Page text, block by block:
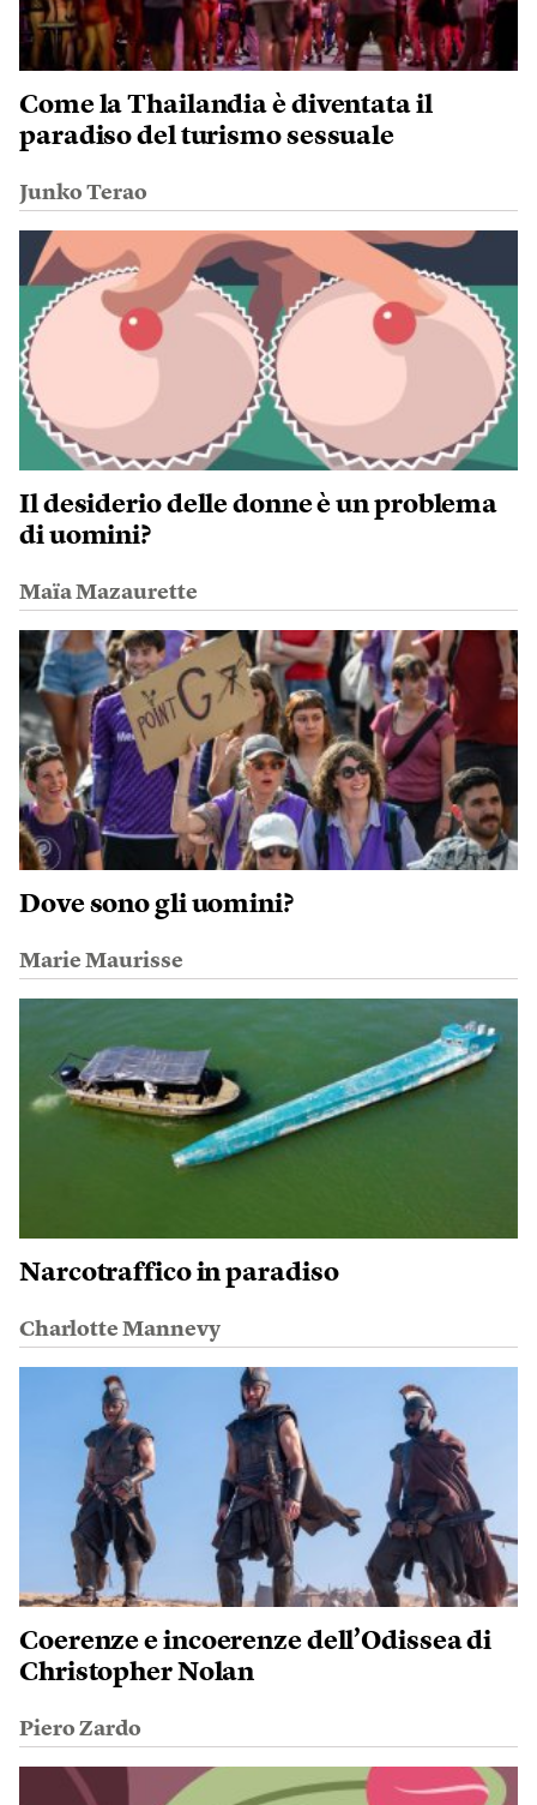
Come la Thailandia è diventata il
paradiso del turismo sessuale
Junko Terao
Il desiderio delle donne è un problema
di uomini?
Maïa Mazaurette
Dove sono gli uomini?
Marie Maurisse
Narcotraffico in paradiso
Charlotte Mannevy
Coerenze e incoerenze dell’Odissea di
Christopher Nolan
Piero Zardo